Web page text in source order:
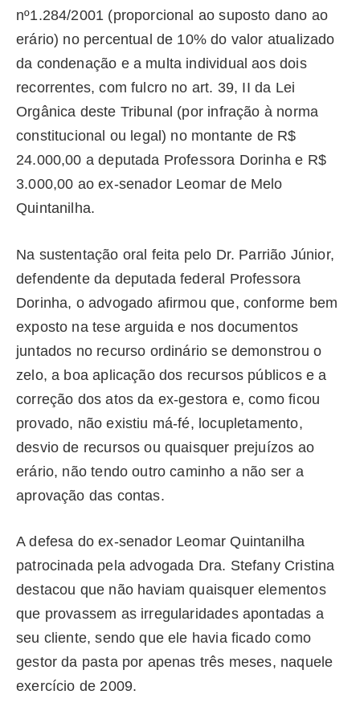
nº1.284/2001 (proporcional ao suposto dano ao
erário) no percentual de 10% do valor atualizado
da condenação e a multa individual aos dois
recorrentes, com fulcro no art. 39, II da Lei
Orgânica deste Tribunal (por infração à norma
constitucional ou legal) no montante de R$
24.000,00 a deputada Professora Dorinha e R$
3.000,00 ao ex-senador Leomar de Melo
Quintanilha.
Na sustentação oral feita pelo Dr. Parrião Júnior,
defendente da deputada federal Professora
Dorinha, o advogado afirmou que, conforme bem
exposto na tese arguida e nos documentos
juntados no recurso ordinário se demonstrou o
zelo, a boa aplicação dos recursos públicos e a
correção dos atos da ex-gestora e, como ficou
provado, não existiu má-fé, locupletamento,
desvio de recursos ou quaisquer prejuízos ao
erário, não tendo outro caminho a não ser a
aprovação das contas.
A defesa do ex-senador Leomar Quintanilha
patrocinada pela advogada Dra. Stefany Cristina
destacou que não haviam quaisquer elementos
que provassem as irregularidades apontadas a
seu cliente, sendo que ele havia ficado como
gestor da pasta por apenas três meses, naquele
exercício de 2009.